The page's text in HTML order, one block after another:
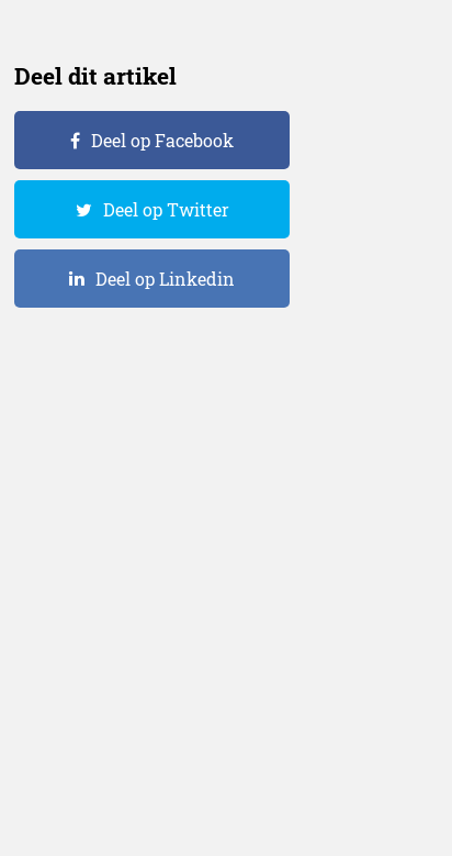
Deel dit artikel
Deel op Facebook
Deel op Twitter
Deel op Linkedin